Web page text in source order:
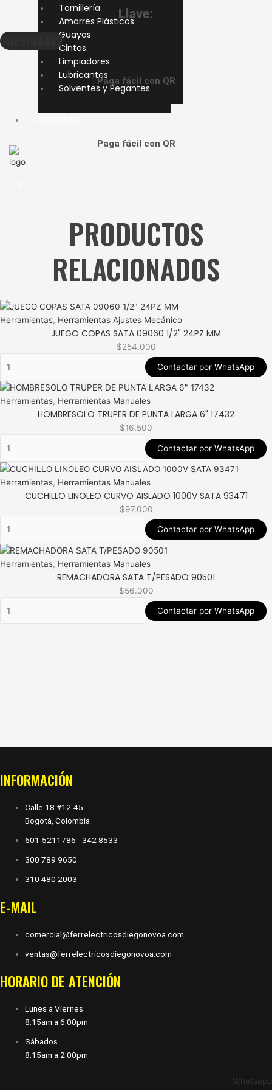
Tornillería
Amarres Plásticos
Guayas
Cintas
Limpiadores
Lubricantes
Solventes y Pegantes
Llave:
0089740482
Paga fácil con QR
Paga fácil con QR
PRODUCTOS
RELACIONADOS
Herramientas, Herramientas Ajustes Mecánico
JUEGO COPAS SATA 09060 1/2" 24PZ MM
$254.000
Contactar por WhatsApp
Herramientas, Herramientas Manuales
HOMBRESOLO TRUPER DE PUNTA LARGA 6" 17432
$16.500
Contactar por WhatsApp
Herramientas, Herramientas Manuales
CUCHILLO LINOLEO CURVO AISLADO 1000V SATA 93471
$97.000
Contactar por WhatsApp
Herramientas, Herramientas Manuales
REMACHADORA SATA T/PESADO 90501
$56.000
Contactar por WhatsApp
INFORMACIÓN
Calle 18 #12-45
Bogotá, Colombia
601-5211786 - 342 8533
300 789 9650
310 480 2003
E-MAIL
comercial@ferrelectricosdiegonovoa.com
ventas@ferrelectricosdiegonovoa.com
HORARIO DE ATENCIÓN
Lunes a Viernes
8:15am a 6:00pm
Sábados
8:15am a 2:00pm
Whatsapp